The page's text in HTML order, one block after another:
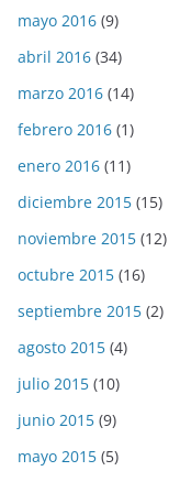
mayo 2016 (9)
abril 2016 (34)
marzo 2016 (14)
febrero 2016 (1)
enero 2016 (11)
diciembre 2015 (15)
noviembre 2015 (12)
octubre 2015 (16)
septiembre 2015 (2)
agosto 2015 (4)
julio 2015 (10)
junio 2015 (9)
mayo 2015 (5)